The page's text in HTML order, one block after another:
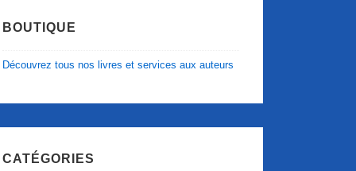
BOUTIQUE
Découvrez tous nos livres et services aux auteurs
CATÉGORIES